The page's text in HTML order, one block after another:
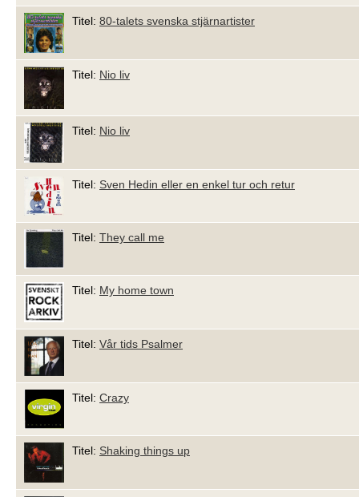
Titel: 80-talets svenska stjärnartister
Titel: Nio liv
Titel: Nio liv
Titel: Sven Hedin eller en enkel tur och retur
Titel: They call me
Titel: My home town
Titel: Vår tids Psalmer
Titel: Crazy
Titel: Shaking things up